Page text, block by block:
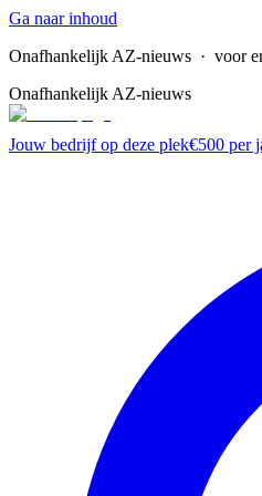
Ga naar inhoud
Onafhankelijk AZ-nieuws · voor
Onafhankelijk AZ-nieuws
Jouw bedrijf op deze plek€500 per